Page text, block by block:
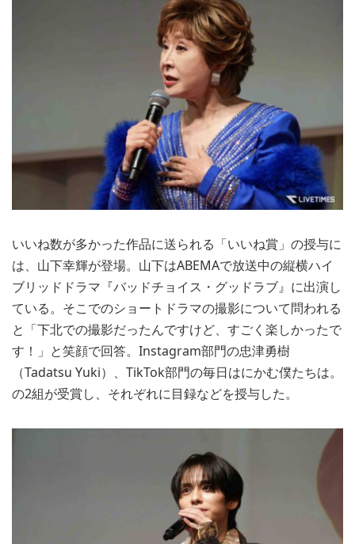
いいね数が多かった作品に送られる「いいね賞」の授与に
は、山下幸輝が登場。山下はABEMAで放送中の縦横ハイ
ブリッドドラマ『バッドチョイス・グッドラブ』に出演し
ている。そこでのショートドラマの撮影について問われる
と「下北での撮影だったんですけど、すごく楽しかったで
す！」と笑顔で回答。Instagram部門の忠津勇樹
（Tadatsu Yuki）、TikTok部門の毎日はにかむ僕たちは。
の2組が受賞し、それぞれに目録などを授与した。